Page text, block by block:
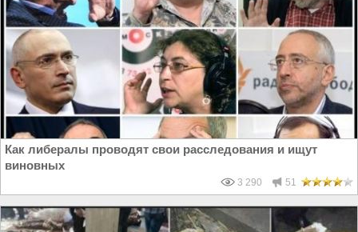
Как либералы проводят свои расследования и ищут
виновных
3 290 51